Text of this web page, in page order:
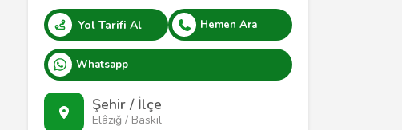
Yol Tarifi Al Hemen Ara
Whatsapp
Şehir / İlçe
Elâzığ / Baskil